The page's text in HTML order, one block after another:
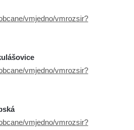
vmjedno/vmrozsir?
vmjedno/vmrozsir?
vmjedno/vmrozsir?